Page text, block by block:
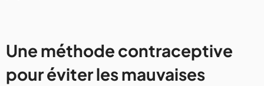
Une méthode contraceptive
pour éviter les mauvaises